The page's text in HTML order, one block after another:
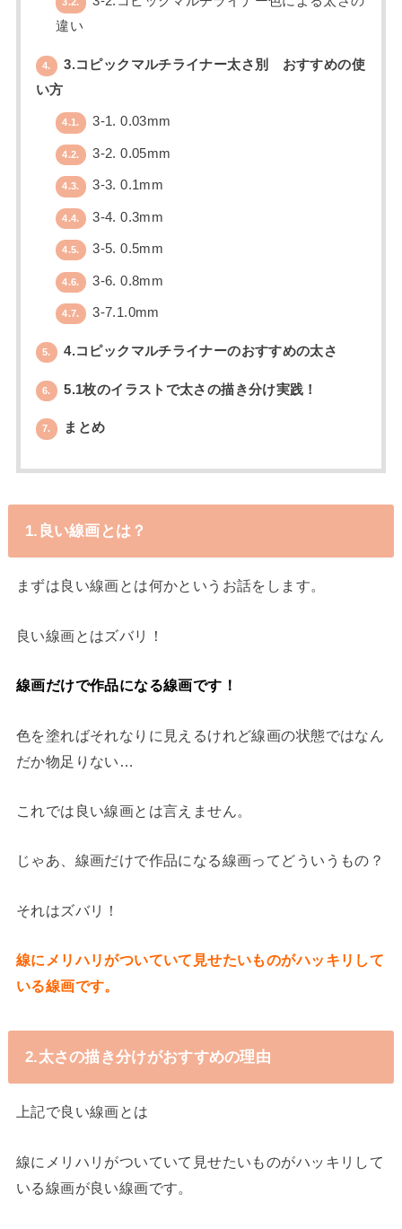
違い
4.
3.コピックマルチライナー太さ別 おすすめの使
い方
4.1. 3-1. 0.03mm
4.2. 3-2. 0.05mm
4.3. 3-3. 0.1mm
4.4. 3-4. 0.3mm
4.5. 3-5. 0.5mm
4.6. 3-6. 0.8mm
4.7. 3-7.1.0mm
5. 4.コピックマルチライナーのおすすめの太さ
6. 5.1枚のイラストで太さの描き分け実践！
7. まとめ
1.良い線画とは？
まずは良い線画とは何かというお話をします。
良い線画とはズバリ！
線画だけで作品になる線画です！
色を塗ればそれなりに見えるけれど線画の状態ではなん
だか物足りない…
これでは良い線画とは言えません。
じゃあ、線画だけで作品になる線画ってどういうもの？
それはズバリ！
線にメリハリがついていて見せたいものがハッキリして
いる線画です。
2.太さの描き分けがおすすめの理由
上記で良い線画とは
線にメリハリがついていて見せたいものがハッキリして
いる線画が良い線画です。